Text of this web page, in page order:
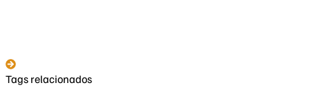
Tags relacionados